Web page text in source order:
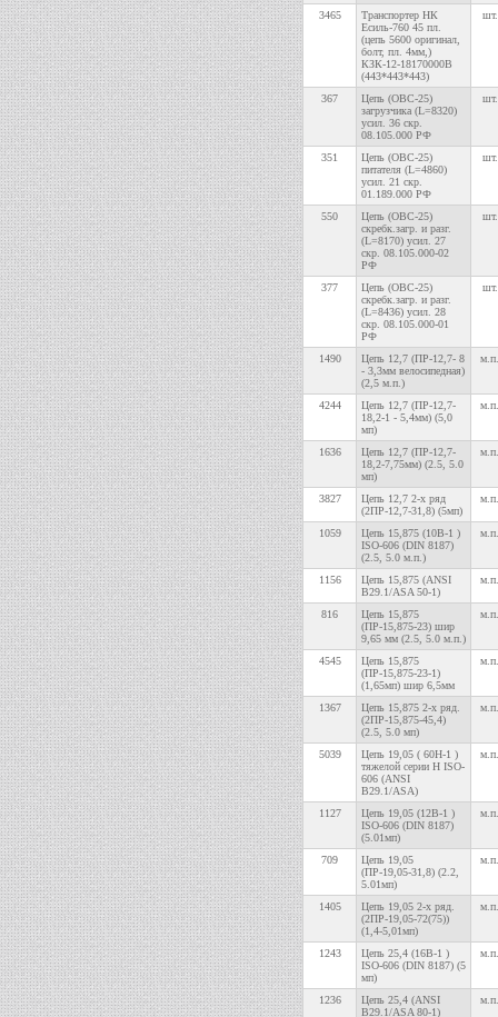
3465
Транспортер НК
Есиль-760 45 пл.
(цепь 5600 оригинал,
болт, пл. 4мм,)
КЗК-12-18170000В
(443*443*443)
шт.
367
Цепь (ОВС-25)
загрузчика (L=8320)
усил. 36 скр.
08.105.000 РФ
шт.
351
Цепь (ОВС-25)
питателя (L=4860)
усил. 21 скр.
01.189.000 РФ
шт.
550
Цепь (ОВС-25)
скребк.загр. и разг.
(L=8170) усил. 27
скр. 08.105.000-02
РФ
шт.
377
Цепь (ОВС-25)
скребк.загр. и разг.
(L=8436) усил. 28
скр. 08.105.000-01
РФ
шт.
1490
Цепь 12,7 (ПР-12,7- 8
- 3,3мм велосипедная)
(2,5 м.п.)
м.п.
4244
Цепь 12,7 (ПР-12,7-
18,2-1 - 5,4мм) (5,0
мп)
м.п.
1636
Цепь 12,7 (ПР-12,7-
18,2-7,75мм) (2.5, 5.0
мп)
м.п.
3827
Цепь 12,7 2-х ряд
(2ПР-12,7-31,8) (5мп)
м.п.
1059
Цепь 15,875 (10В-1 )
ISO-606 (DIN 8187)
(2.5, 5.0 м.п.)
м.п.
1156
Цепь 15,875 (ANSI
B29.1/ASA 50-1)
м.п.
816
Цепь 15,875
(ПР-15,875-23) шир
9,65 мм (2.5, 5.0 м.п.)
м.п.
4545
Цепь 15,875
(ПР-15,875-23-1)
(1,65мп) шир 6,5мм
м.п.
1367
Цепь 15,875 2-х ряд.
(2ПР-15,875-45,4)
(2.5, 5.0 мп)
м.п.
5039
Цепь 19,05 ( 60H-1 )
тяжелой серии H ISO-
606 (ANSI
B29.1/ASA)
м.п.
1127
Цепь 19,05 (12В-1 )
ISO-606 (DIN 8187)
(5.01мп)
м.п.
709
Цепь 19,05
(ПР-19,05-31,8) (2.2,
5.01мп)
м.п.
1405
Цепь 19,05 2-х ряд.
(2ПР-19,05-72(75))
(1,4-5,01мп)
м.п.
1243
Цепь 25,4 (16В-1 )
ISO-606 (DIN 8187) (5
мп)
м.п.
1236
Цепь 25,4 (ANSI
B29.1/ASA 80-1)
м.п.